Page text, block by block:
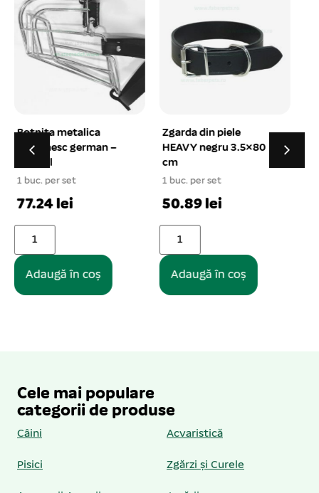
Zgarda din piele
HEAVY negru 3.5×80
1 buc. per set
50.89 lei
Adaugă în coș
Jucarii figurine-
animalute cu sunet
3 buc. per set
3.83 lei
Adaugă în coș
Cele mai populare
categorii de produse
Câini Acvaristică
Pisici Zgărzi și Curele